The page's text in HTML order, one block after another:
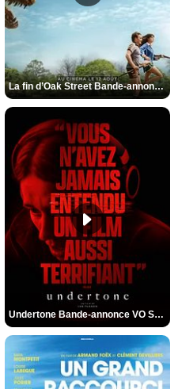
La fin d’Oak Street Bande-annonce VO STFR
Undertone Bande-annonce VO STFR